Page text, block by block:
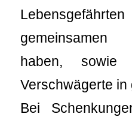
haben, sowie
Verschwägerte in
Bei